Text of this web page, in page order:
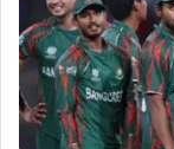
বাংলাদেশ,
জবাবে
যা
বললেন
মুশফিক